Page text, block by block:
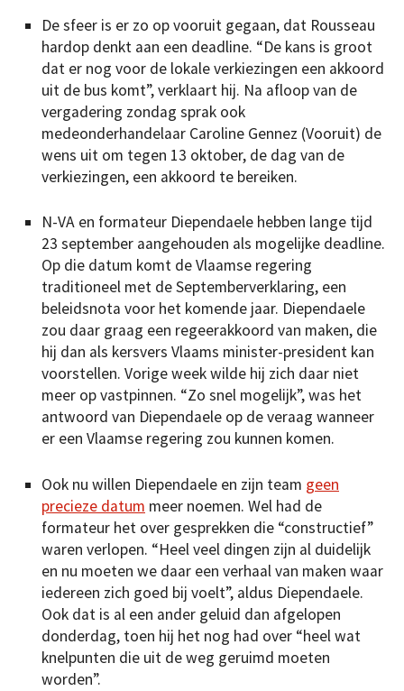
De sfeer is er zo op vooruit gegaan, dat Rousseau
hardop denkt aan een deadline. “De kans is groot
dat er nog voor de lokale verkiezingen een akkoord
uit de bus komt”, verklaart hij. Na afloop van de
vergadering zondag sprak ook
medeonderhandelaar Caroline Gennez (Vooruit) de
wens uit om tegen 13 oktober, de dag van de
verkiezingen, een akkoord te bereiken.
N-VA en formateur Diependaele hebben lange tijd
23 september aangehouden als mogelijke deadline.
Op die datum komt de Vlaamse regering
traditioneel met de Septemberverklaring, een
beleidsnota voor het komende jaar. Diependaele
zou daar graag een regeerakkoord van maken, die
hij dan als kersvers Vlaams minister-president kan
voorstellen. Vorige week wilde hij zich daar niet
meer op vastpinnen. “Zo snel mogelijk”, was het
antwoord van Diependaele op de veraag wanneer
er een Vlaamse regering zou kunnen komen.
Ook nu willen Diependaele en zijn team geen
precieze datum meer noemen. Wel had de
formateur het over gesprekken die “constructief”
waren verlopen. “Heel veel dingen zijn al duidelijk
en nu moeten we daar een verhaal van maken waar
iedereen zich goed bij voelt”, aldus Diependaele.
Ook dat is al een ander geluid dan afgelopen
donderdag, toen hij het nog had over “heel wat
knelpunten die uit de weg geruimd moeten
worden”.